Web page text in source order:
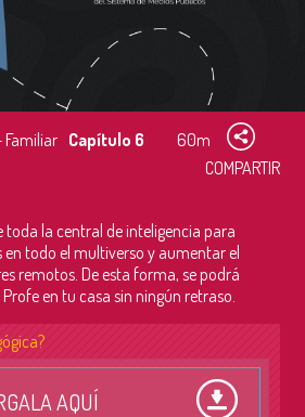
Familiar Capítulo 6
60m
COMPARTIR
toda la central de inteligencia para
todo el multiverso y aumentar el
remotos. De esta forma, se podrá
en tu casa sin ningún retraso.
AQUÍ